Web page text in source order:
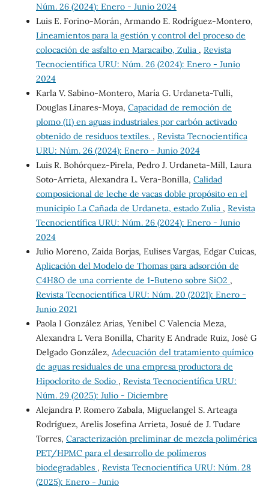
Núm. 26 (2024): Enero - Junio 2024
Luis E. Forino-Morán, Armando E. Rodríguez-Montero,
Lineamientos para la gestión y control del proceso de
colocación de asfalto en Maracaibo, Zulia , Revista
Tecnocientífica URU: Núm. 26 (2024): Enero - Junio
2024
Karla V. Sabino-Montero, María G. Urdaneta-Tulli,
Douglas Linares-Moya, Capacidad de remoción de
plomo (II) en aguas industriales por carbón activado
obtenido de residuos textiles. , Revista Tecnocientífica
URU: Núm. 26 (2024): Enero - Junio 2024
Luis R. Bohórquez-Pirela, Pedro J. Urdaneta-Mill, Laura
Soto-Arrieta, Alexandra L. Vera-Bonilla, Calidad
composicional de leche de vacas doble propósito en el
municipio La Cañada de Urdaneta, estado Zulia , Revista
Tecnocientífica URU: Núm. 26 (2024): Enero - Junio
2024
Julio Moreno, Zaida Borjas, Eulises Vargas, Edgar Cuicas,
Aplicación del Modelo de Thomas para adsorción de
C4H8O de una corriente de 1-Buteno sobre SiO2 ,
Revista Tecnocientífica URU: Núm. 20 (2021): Enero -
Junio 2021
Paola I González Arias, Yenibel C Valencia Meza,
Alexandra L Vera Bonilla, Charity E Andrade Ruiz, José G
Delgado González, Adecuación del tratamiento químico
de aguas residuales de una empresa productora de
Hipoclorito de Sodio , Revista Tecnocientífica URU:
Núm. 29 (2025): Julio - Diciembre
Alejandra P. Romero Zabala, Miguelangel S. Arteaga
Rodríguez, Arelis Josefina Arrieta, Josué de J. Tudare
Torres, Caracterización preliminar de mezcla polimérica
PET/HPMC para el desarrollo de polímeros
biodegradables , Revista Tecnocientífica URU: Núm. 28
(2025): Enero - Junio